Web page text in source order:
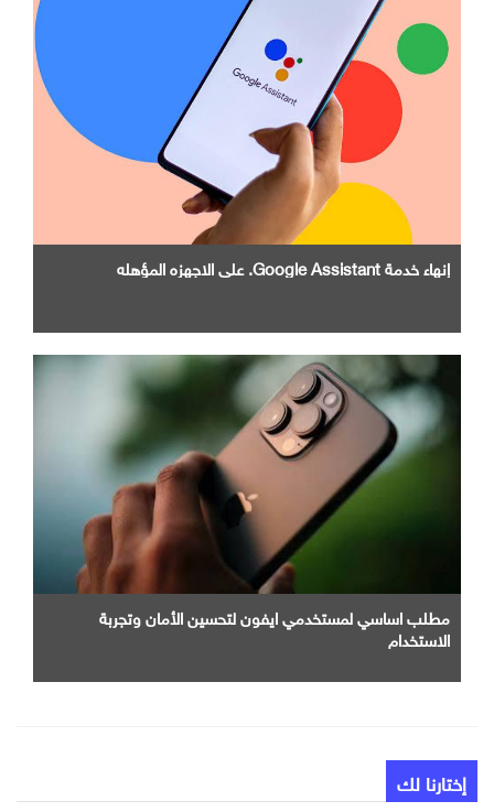
إنهاء خدمة Google Assistant. علي الاجهزه المؤهله
مطلب اساسي لمستخدمي ايفون لتحسين الأمان وتجربة
الاستخدام
إختارنا لك